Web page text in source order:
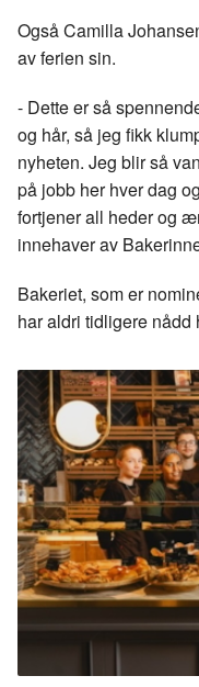
Også Camilla
av ferien sin.
- Dette er så
og hår, så jeg fikk
nyheten. Jeg blir så
på jobb her hver dag
fortjener all heder og
innehaver av
Bakeriet, som er
har aldri tidligere nådd